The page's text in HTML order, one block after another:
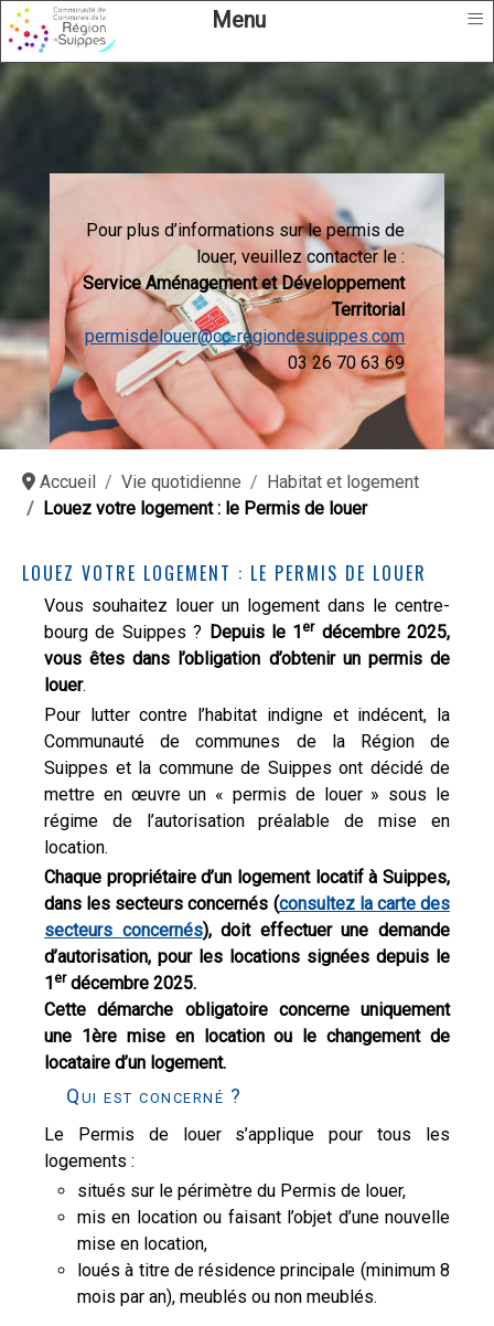
Menu ≡
Pour plus d’informations sur le permis de
louer, veuillez contacter le :
Service Aménagement et Développement
Territorial
permisdelouer@cc-regiondesuippes.com
03 26 70 63 69
Accueil Vie quotidienne
Habitat et logement
Louez votre logement : le Permis de louer
LOUEZ VOTRE LOGEMENT : LE PERMIS DE LOUER
Vous souhaitez louer un logement dans le centre-
bourg de Suippes ? Depuis le 1erdécembre 2025,
vous êtes dans l’obligation d’obtenir un permis de
louer.
Pour lutter contre l’habitat indigne et indécent, la
Communauté de communes de la Région de
Suippes et la commune de Suippes ont décidé de
mettre en œuvre un « permis de louer » sous le
régime de l’autorisation préalable de mise en
location.
Chaque propriétaire d’un logement locatif à Suippes,
dans les secteurs concernés (consultez la carte des
secteurs concernés), doit effectuer une demande
d’autorisation, pour les locations signées depuis le
1erdécembre 2025.
Cette démarche obligatoire concerne uniquement
une 1ère mise en location ou le changement de
locataire d’un logement.
Qui est concerné ?
Le Permis de louer s’applique pour tous les
logements :
situés sur le périmètre du Permis de louer,
mis en location ou faisant l’objet d’une nouvelle
mise en location,
loués à titre de résidence principale (minimum 8
mois par an), meublés ou non meublés.